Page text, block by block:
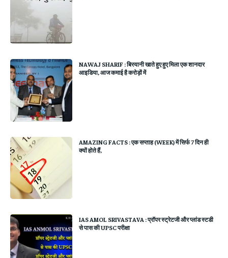
NAWAJ SHARIF : बिरयानी खाते हुए हुए मिला एक शानदार
आइडिया, आज कमाई है करोड़ों में
AMAZING FACTS : एक सप्ताह (WEEK) में सिर्फ 7 दिन ही
क्यों होते हैं,
IAS AMOL SRIVASTAVA : प्रॉपर स्ट्रेटजी और प्लांड स्टडी
से पास की UPSC परीक्षा